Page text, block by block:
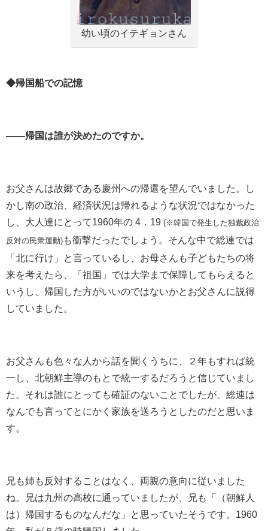
幼い頃のイテギョンさん
◆帰国船での記憶
――帰国は誰が決めたのですか。
お⽗さんは故郷である慶州への帰還を望んでいました。し
かし南の政治、経済状況は帰れるような状況ではなかった
し、大人達にとって1960年の 4 19 (※韓国で発生した独裁政治
反対の民衆運動) も衝撃だったでしょう。そんな中で総連では
「北に⾏け」と⾔っているし、お母さんも子どもたちの将
来を考えたら、「祖国」では大学まで保障してもらえると
いうし、帰国した方がいいのではないかとお父さんに説得
していました。
お父さんも色々な人から話を聞くうちに、２年もすれば統
⼀し、北朝鮮主導のもとで統⼀するだろうと信じていまし
た。それは誰にとっても確証のないことでしたが、総連は
なんでも⾔ってとにかく家族を送ろうとしたのだと思いま
す。
兄も姉も反対することはなく、両親の意向に従いました
ね。兄は九州の⾼校に通っていましたが、兄も「（朝鮮人
は）帰国するものなんだな」と思っていたそうです。 1960